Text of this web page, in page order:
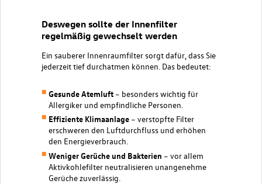
Deswegen sollte der Innenfilter
regelmäßig gewechselt werden
Ein sauberer Innenraumfilter sorgt dafür, dass Sie
jederzeit tief durchatmen können. Das bedeutet:
Gesunde Atemluft – besonders wichtig für
Allergiker und empfindliche Personen.
Effiziente Klimaanlage – verstopfte Filter
erschweren den Luftdurchfluss und erhöhen
den Energieverbrauch.
Weniger Gerüche und Bakterien – vor allem
Aktivkohlefilter neutralisieren unangenehme
Gerüche zuverlässig.